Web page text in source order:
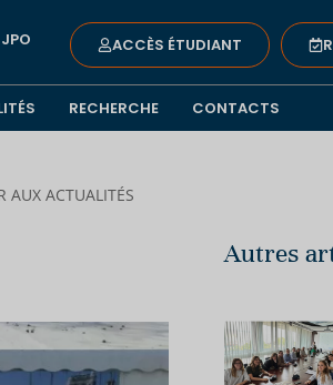
JPO ACCÈS ÉTUDIANT
RECHERCHE CONTACTS
AUX ACTUALITÉS
Autres